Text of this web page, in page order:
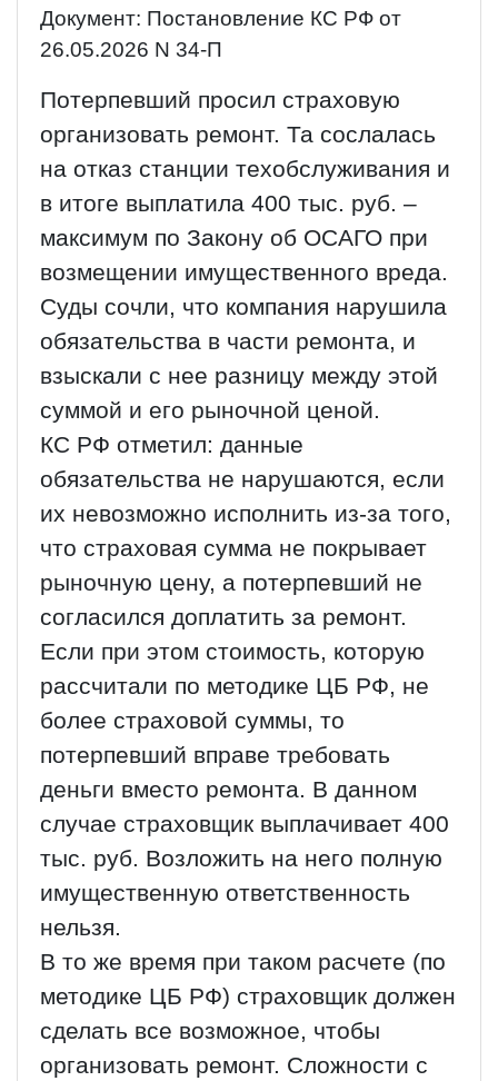
Документ: Постановление КС РФ от
26.05.2026 N 34-П
Потерпевший просил страховую
организовать ремонт. Та сослалась
на отказ станции техобслуживания и
в итоге выплатила 400 тыс. руб. –
максимум по Закону об ОСАГО при
возмещении имущественного вреда.
Суды сочли, что компания нарушила
обязательства в части ремонта, и
взыскали с нее разницу между этой
суммой и его рыночной ценой.
КС РФ отметил: данные
обязательства не нарушаются, если
их невозможно исполнить из-за того,
что страховая сумма не покрывает
рыночную цену, а потерпевший не
согласился доплатить за ремонт.
Если при этом стоимость, которую
рассчитали по методике ЦБ РФ, не
более страховой суммы, то
потерпевший вправе требовать
деньги вместо ремонта. В данном
случае страховщик выплачивает 400
тыс. руб. Возложить на него полную
имущественную ответственность
нельзя.
В то же время при таком расчете (по
методике ЦБ РФ) страховщик должен
сделать все возможное, чтобы
организовать ремонт. Сложности с